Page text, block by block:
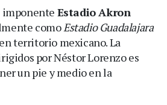
imponente Estadio Akron
comoEstadio Guadalajara
territorio mexicano. La
por Néstor Lorenzo es
un pie y medio en la